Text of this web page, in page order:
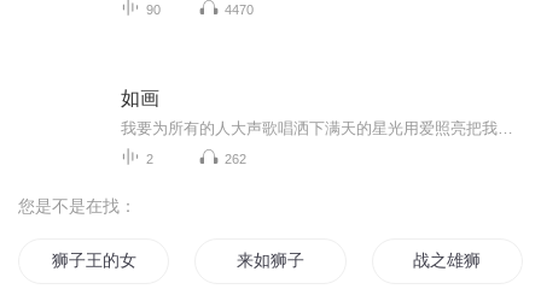
90 4470
如画
2 262
您是不是在找：
狮子王的女人 来如狮子 战之雄狮